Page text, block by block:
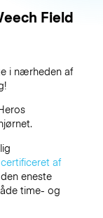
Field
i nærheden af
certificeret af
eneste
time- og